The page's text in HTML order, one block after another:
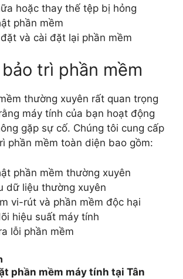
hoặc thay thế tệp bị hỏng
phần mềm
và cài đặt lại phần mềm
trì phần mềm
thường xuyên rất quan trọng
máy tính của bạn hoạt động
gặp sự cố. Chúng tôi cung cấp
phần mềm toàn diện bao gồm:
phần mềm thường xuyên
dữ liệu thường xuyên
vi-rút và phần mềm độc hại
hiệu suất máy tính
lỗi phần mềm
phần mềm máy tính tại Tân